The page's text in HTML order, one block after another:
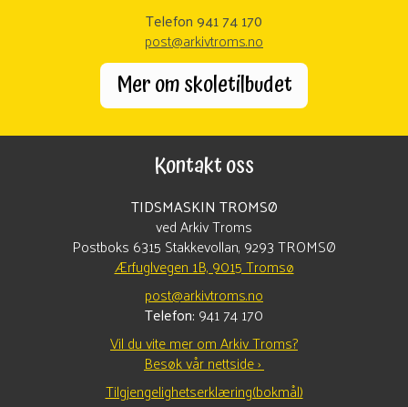
Telefon 941 74 170
post@arkivtroms.no
Mer om skoletilbudet
Kontakt oss
TIDSMASKIN TROMSØ
ved Arkiv Troms
Postboks 6315 Stakkevollan, 9293 TROMSØ
Ærfuglvegen 1B, 9015 Tromsø
post@arkivtroms.no
Telefon: 941 74 170
Vil du vite mer om Arkiv Troms?
Besøk vår nettside ›
Tilgjengelighetserklæring(bokmål)